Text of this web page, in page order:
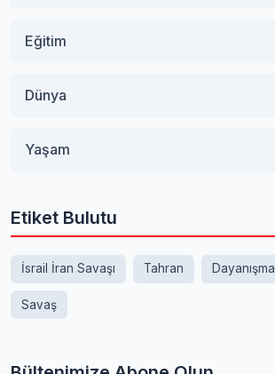
Eğitim
Dünya
Yaşam
Etiket Bulutu
İsrail İran Savaşı Tahran Dayanışma
Savaş